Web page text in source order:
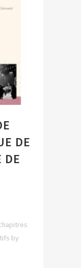
DE
DE
by